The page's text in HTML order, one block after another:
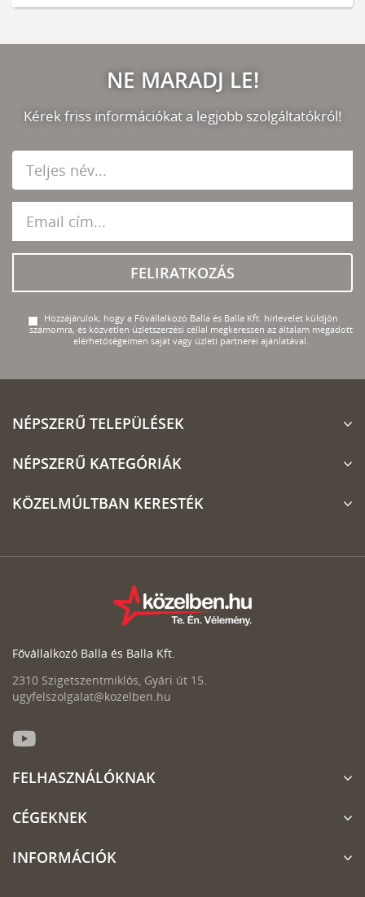
NE MARADJ LE!
Kérek friss információkat a legjobb szolgáltatókról!
FELIRATKOZÁS
Hozzájárulok, hogy a Fővállalkozó Balla és Balla Kft. hírlevelet küldjön
számomra, és közvetlen üzletszerzési céllal megkeressen az általam megadott
elérhetőségeimen saját vagy üzleti partnerei ajánlatával.
NÉPSZERŰ TELEPÜLÉSEK
NÉPSZERŰ KATEGÓRIÁK
KÖZELMÚLTBAN KERESTÉK
Fővállalkozó Balla és Balla Kft.
2310 Szigetszentmiklós, Gyári út 15.
ugyfelszolgalat@kozelben.hu
FELHASZNÁLÓKNAK
CÉGEKNEK
INFORMÁCIÓK